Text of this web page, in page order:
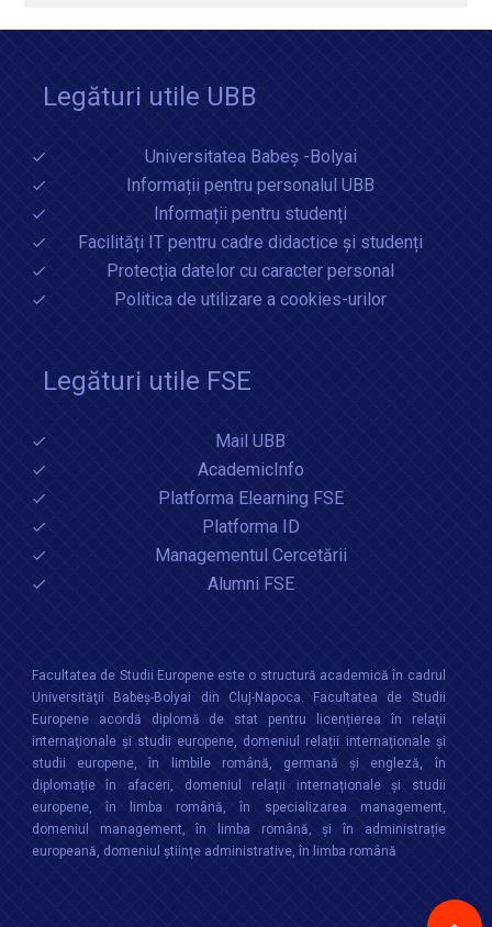
Legături utile UBB
Universitatea Babeș -Bolyai
Informații pentru personalul UBB
Informații pentru studenți
Facilități IT pentru cadre didactice și studenți
Protecția datelor cu caracter personal
Politica de utilizare a cookies-urilor
Legături utile FSE
Mail UBB
AcademicInfo
Platforma Elearning FSE
Platforma ID
Managementul Cercetării
Alumni FSE
Facultatea de Studii Europene este o structură academică în cadrul
Universităţii Babeș-Bolyai din Cluj-Napoca. Facultatea de Studii
Europene acordă diplomă de stat pentru licențierea în relaţii
internaţionale şi studii europene, domeniul relații internaționale şi
studii europene, în limbile română, germană și engleză, în
diplomație în afaceri, domeniul relații internaționale și studii
europene, în limba română, în specializarea management,
domeniul management, în limba română, și în administrație
europeană, domeniul științe administrative, în limba română